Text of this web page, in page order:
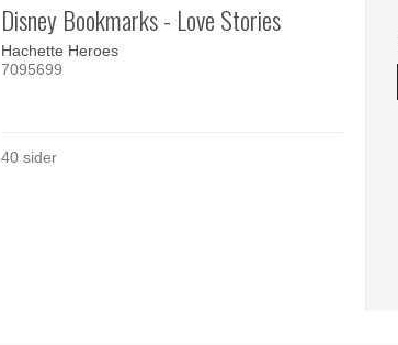
Disney Bookmarks - Love Stories
Hachette Heroes
7095699
40 sider